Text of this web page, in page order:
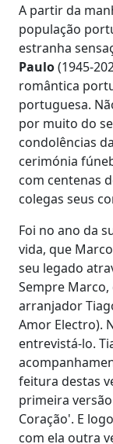
A partir da
população
estranha
Paulo(1945-
romântica
portuguesa.
por muito do
condolências
cerimónia
com centenas
colegas seus
Foi no ano da
vida, que
seu legado
Sempre
arranjador
Amor Electro).
entrevistá-lo.
feitura destas
primeira
Coração'. E
com ela outra